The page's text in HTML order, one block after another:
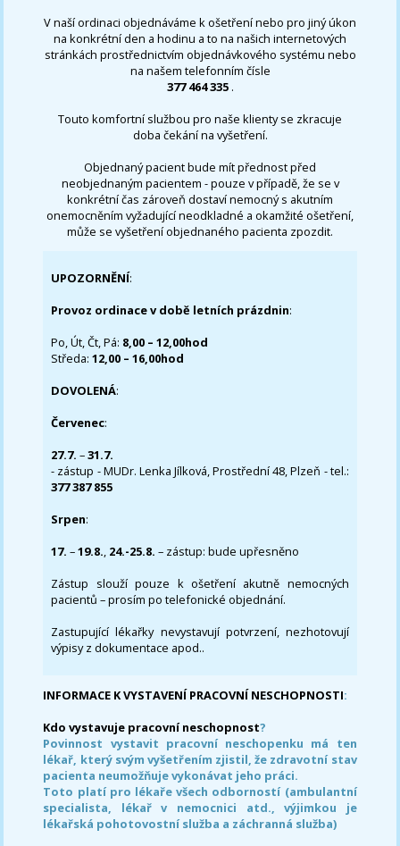
V naší ordinaci objednáváme k ošetření nebo pro jiný úkon
na konkrétní den a hodinu a to na našich internetových
stránkách prostřednictvím objednávkového systému nebo
na našem telefonním čísle
377 464 335 .
Touto komfortní službou pro naše klienty se zkracuje
doba čekání na vyšetření.
Objednaný pacient bude mít přednost před
neobjednaným pacientem - pouze v případě, že se v
konkrétní čas zároveň dostaví nemocný s akutním
onemocněním vyžadující neodkladné a okamžité ošetření,
může se vyšetření objednaného pacienta zpozdit.
UPOZORNĚNÍ:
Provoz ordinace v době letních prázdnin:
Po, Út, Čt, Pá: 8,00 – 12,00hod
Středa:12,00 – 16,00hod
DOVOLENÁ:
Červenec:
27.7.–31.7.
- zástup - MUDr. Lenka Jílková, Prostřední 48, Plzeň - tel.:
377 387 855
Srpen:
17. –19.8., 24.-25.8. – zástup: bude upřesněno
Zástup slouží pouze k ošetření akutně nemocných
pacientů – prosím po telefonické objednání.
Zastupující lékařky nevystavují potvrzení, nezhotovují
výpisy z dokumentace apod..
INFORMACE K VYSTAVENÍ PRACOVNÍ NESCHOPNOSTI:
Kdo vystavuje pracovní neschopnost?
Povinnost vystavit pracovní neschopenku má ten
lékař, který svým vyšetřením zjistil, že zdravotní stav
pacienta neumožňuje vykonávat jeho práci.
Toto platí pro lékaře všech odborností (ambulantní
specialista, lékař v nemocnici atd., výjimkou je
lékařská pohotovostní služba a záchranná služba)